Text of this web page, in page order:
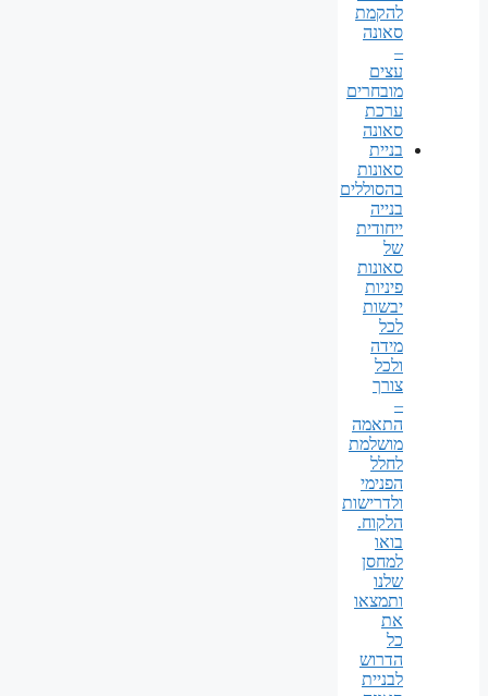
להקמת
סאונה
–
עצים
מובחרים
ערכת
סאונה
בניית
סאונות
בהסוללים
בנייה
ייחודית
של
סאונות
פיניות
יבשות
לכל
מידה
ולכל
צורך
–
התאמה
מושלמת
לחלל
הפנימי
ולדרישות
הלקוח.
בואו
למחסן
שלנו
ותמצאו
את
כל
הדרוש
לבניית